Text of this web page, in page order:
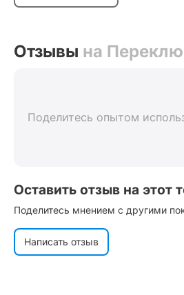
Отзывы на
Поделитесь опытом
Оставить отзыв на этот
Поделитесь мнением с другими
Написать отзыв